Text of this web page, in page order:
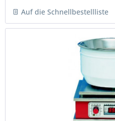
Auf die Schnellbestellliste